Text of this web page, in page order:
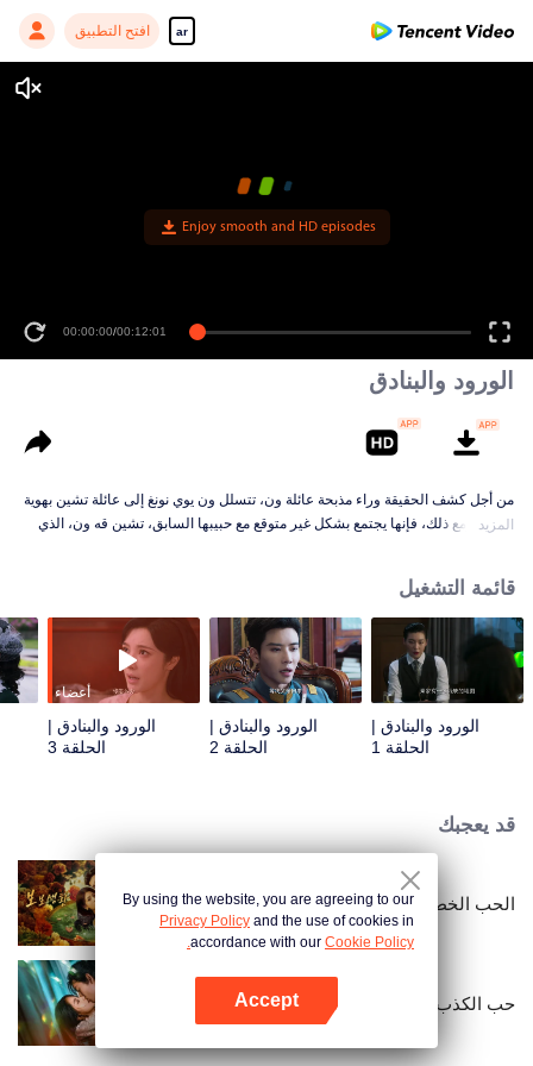
ar افتح التطبيق
Enjoy smooth and HD episodes
00:00:00/00:12:01
الورود والبنادق
من أجل كشف الحقيقة وراء مذبحة عائلة ون، تتسلل ون يوي نونغ إلى عائلة تشين بهوية
مزيفة. ومع ذلك، فإنها يجتمع بشكل غير متوقع مع حبيبها السابق، تشين قه ون، الذي
موقفهما العدائي، فإن مشاعرهما تتعمق مع كل لقاء.
المزيد
قائمة التشغيل
الورود والبنادق |
الحلقة 1
الورود والبنادق |
الحلقة 2
أعضاء
الورود والبنادق |
الحلقة 3
قد يعجبك
الحب الخطير
حب الكذب
By using the website, you are agreeing to our
Privacy Policy and the use of cookies in
accordance with our Cookie Policy.
Accept